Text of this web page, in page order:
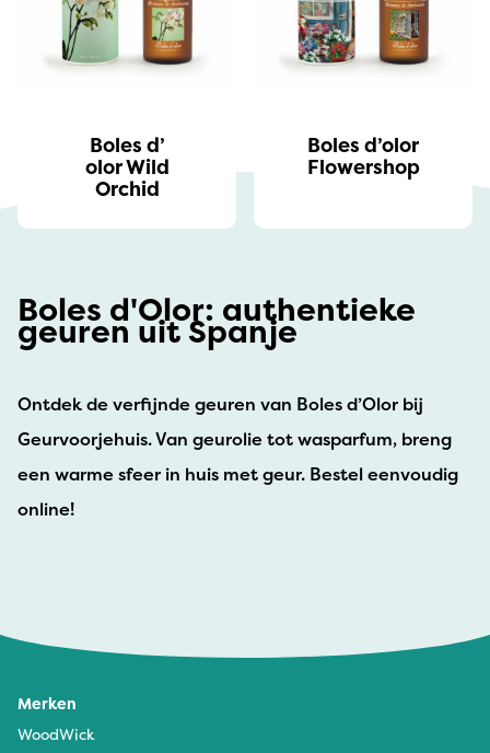
Boles d’
olor Wild
Orchid
Boles d’olor
Flowershop
Boles d'Olor: authentieke
geuren uit Spanje
Ontdek de verfijnde geuren van Boles d’Olor bij
Geurvoorjehuis. Van geurolie tot wasparfum, breng
een warme sfeer in huis met geur. Bestel eenvoudig
online!
Merken
WoodWick